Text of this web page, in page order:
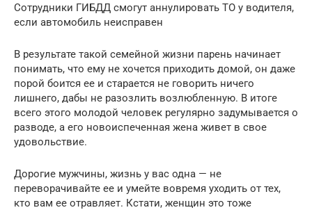
Сотрудники ГИБДД смогут аннулировать ТО у водителя,
если автомобиль неисправен
В результате такой семейной жизни парень начинает
понимать, что ему не хочется приходить домой, он даже
порой боится ее и старается не говорить ничего
лишнего, дабы не разозлить возлюбленную. В итоге
всего этого молодой человек регулярно задумывается о
разводе, а его новоиспеченная жена живет в свое
удовольствие.
Дорогие мужчины, жизнь у вас одна — не
переворачивайте ее и умейте вовремя уходить от тех,
кто вам ее отравляет. Кстати, женщин это тоже